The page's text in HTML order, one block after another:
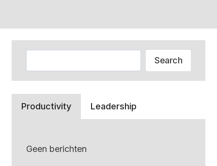
Search
Productivity Leadership
Geen berichten